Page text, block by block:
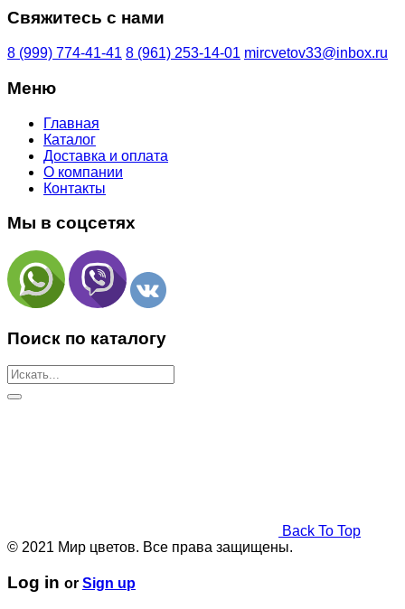
Свяжитесь с нами
8 (999) 774-41-41 8 (961) 253-14-01 mircvetov33@inbox.ru
Меню
Главная
Каталог
Доставка и оплата
О компании
Контакты
Мы в соцсетях
Поиск по каталогу
Back To Top
© 2021 Мир цветов. Все права защищены.
Log in or Sign up